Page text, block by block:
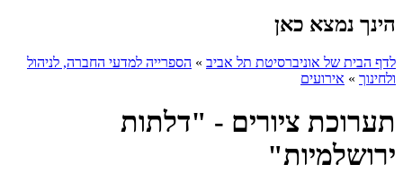
הינך נמצא כאן
לדף הבית של אוניברסיטת תל אביב » הספרייה למדעי החברה, לניהול
ולחינוך » אירועים
תערוכת ציורים - "דלתות
ירושלמיות"